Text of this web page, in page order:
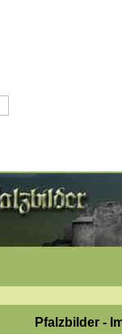
Pfalzbilder -